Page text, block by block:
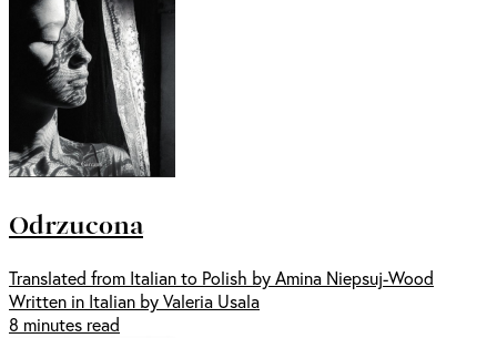
Odrzucona
Translated from Italian to Polish by Amina Niepsuj-Wood
Written in Italian by Valeria Usala
8 minutes read